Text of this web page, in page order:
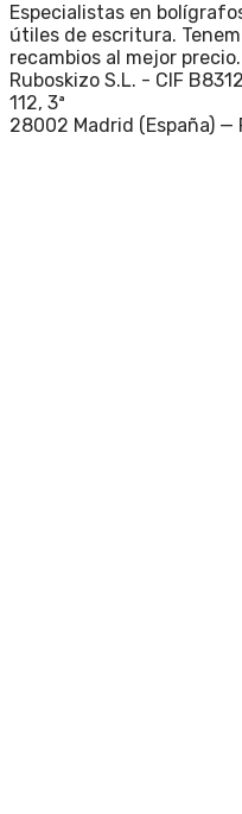
Especialistas en
útiles de escritura.
recambios al mejor precio.
Ruboskizo S.L. - CIF
112, 3ª
28002 Madrid (España) —